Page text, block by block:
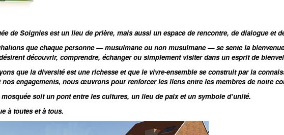
de Soignies est un lieu de prière, mais aussi un espace de rencontre, de dialogue et
que chaque personne — musulmane ou non musulmane — se sente la
découvrir, comprendre, échanger ou simplement visiter dans un esprit de
que la diversité est une richesse et que le vivre-ensemble se construit par la
nos engagements, nous œuvrons pour renforcer les liens entre les membres de notre
mosquée soit un pont entre les cultures, un lieu de paix et un symbole d’unité.
à toutes et à tous.